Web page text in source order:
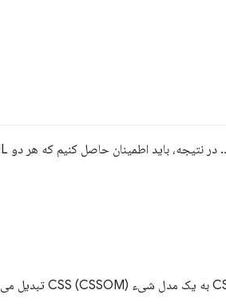
نشانه گذاری HTML به یک مدل شی سند (DOM) تبدیل می شود. نشانه گذاری CSS به یک مدل شیء CSS (CSSOM) تبدیل می